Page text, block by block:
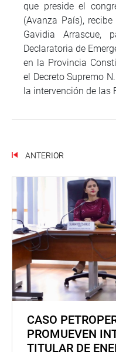
que preside el
(Avanza País),
Gavidia Arrascue,
Declaratoria de
en la Provincia
el Decreto Supremo
la intervención de las
ANTERIOR
CASO
PROMUEVEN
TITULAR DE